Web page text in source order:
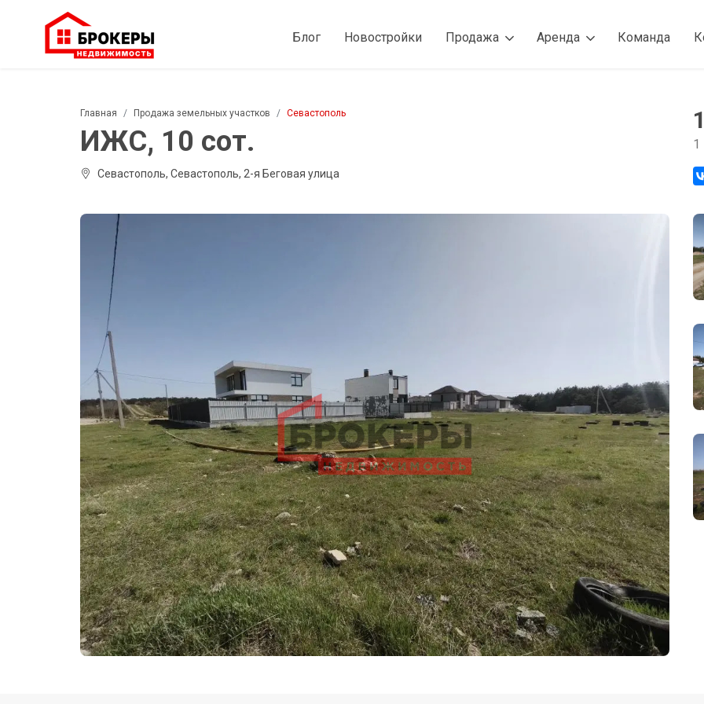
Блог Новостройки Продажа Аренда Команда
Главная Продажа земельных участков Севастополь
ИЖС, 10 сот.
Севастополь, Севастополь, 2-я Беговая улица
1